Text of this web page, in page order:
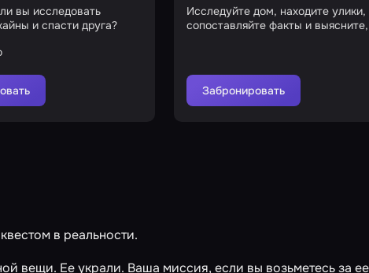
вы исследовать
и спасти друга?
Исследуйте дом, находите улики,
сопоставляйте факты и
Забронировать
в реальности.
вещи. Ее украли. Ваша миссия, если вы возьметесь за ее